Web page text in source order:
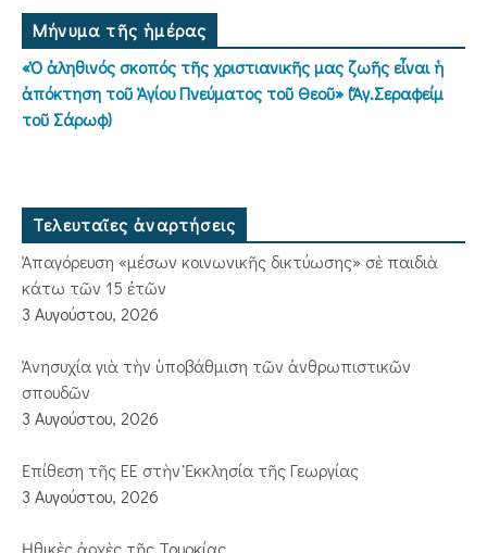
Μήνυμα τῆς ἡμέρας
«Ὁ ἀληθινός σκοπός τῆς χριστιανικῆς μας ζωῆς εἶναι ἡ
ἀπόκτηση τοῦ Ἁγίου Πνεύματος τοῦ Θεοῦ» (Ἅγ.Σεραφείμ
τοῦ Σάρωφ)
Τελευταῖες ἀναρτήσεις
Ἀπαγόρευση «μέσων κοινωνικῆς δικτύωσης» σὲ παιδιὰ
κάτω τῶν 15 ἐτῶν
3 Αυγούστου, 2026
Ἀνησυχία γιὰ τὴν ὑποβάθμιση τῶν ἀνθρωπιστικῶν
σπουδῶν
3 Αυγούστου, 2026
Ἐπίθεση τῆς ΕΕ στὴν Ἐκκλησία τῆς Γεωργίας
3 Αυγούστου, 2026
Ἠθικὲς ἀρχὲς τῆς Τουρκίας